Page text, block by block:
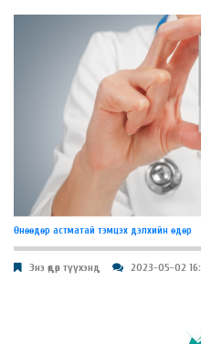
​Өнөөдөр астматай тэмцэх дэлхийн өдөр
Энэ өдөр түүхэнд 2023-05-02